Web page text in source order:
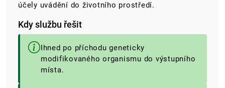
účely uvádění do životního prostředí.
Kdy službu řešit
Ihned po příchodu geneticky
modifikovaného organismu do výstupního
místa.